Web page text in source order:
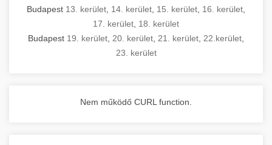
Budapest 13. kerület 14. kerület 15. kerület 16. kerület
17. kerület 18. kerület
Budapest 19. kerület 20. kerület 21. kerület 22.kerület
23. kerület
Nem működő CURL function.